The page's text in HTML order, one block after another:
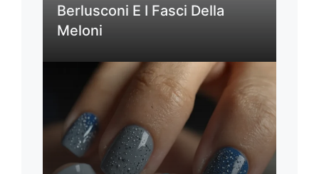
Berlusconi E I Fasci Della
Meloni